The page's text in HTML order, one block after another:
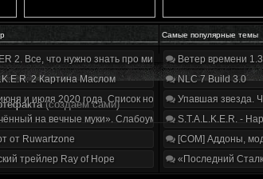
Самые популярные темы
2. Все, что нужно знать про мир, геймплей и сюжет |
2 Картина Маслом
и июля 2020 года. Список нововведений
на вечные муки». Слабоумие и отвага
от Ruwartzone
трейлер Ray of Hope
Ветер времени 1.3
NLC 7 Build 3.0
Упавшая звезда.
S.T.A.L.K.E.R. -
[COM] Аддоны,
«Последний
(создаем сами)